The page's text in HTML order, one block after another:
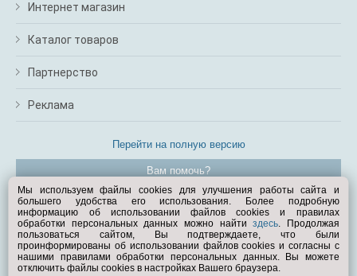
Интернет магазин
Каталог товаров
Партнерство
Реклама
Перейти на полную версию
Вам помочь?
© Exist.ru 1998—2026
Мы используем файлы cookies для улучшения работы сайта и
большего удобства его использования. Более подробную
информацию об использовании файлов cookies и правилах
обработки персональных данных можно найтиздесь. Продолжая
пользоваться сайтом, Вы подтверждаете, что были
проинформированы об использовании файлов cookies и согласны с
нашими правилами обработки персональных данных. Вы можете
отключить файлы cookies в настройках Вашего браузера.